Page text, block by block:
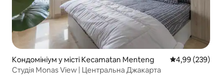
Кондомініум у місті Kecamatan Menteng Середня
4,99 (239)
Студія Monas View | Центральна Джакарта